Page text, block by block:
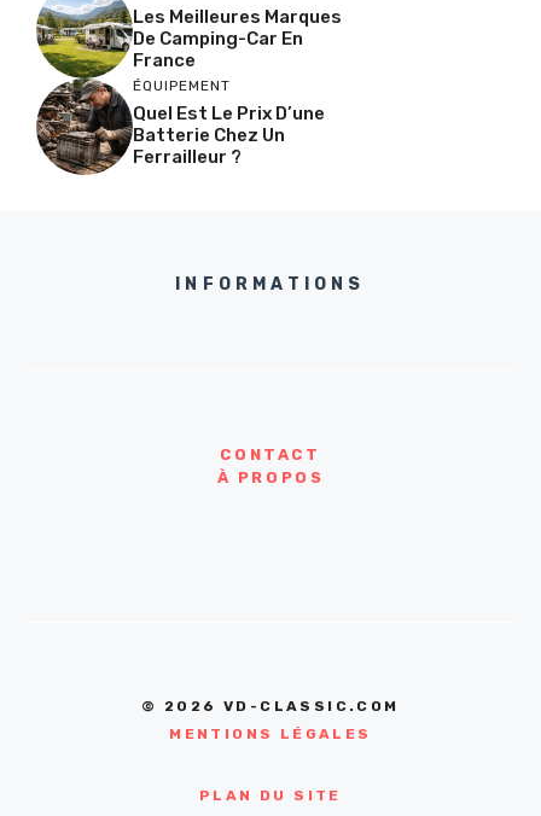
Les Meilleures Marques
De Camping-Car En
France
ÉQUIPEMENT
Quel Est Le Prix D’une
Batterie Chez Un
Ferrailleur ?
INFORMATIONS
CONTACT
À PROPOS
© 2026 VD-CLASSIC.COM
MENTIONS LÉGALES
PLAN DU SITE